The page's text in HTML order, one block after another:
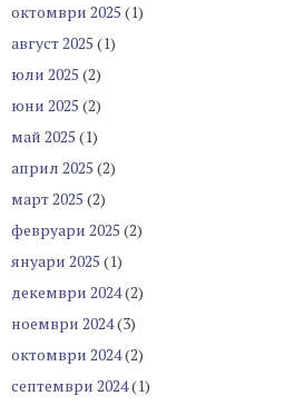
октомври 2025 (1)
август 2025 (1)
юли 2025 (2)
юни 2025 (2)
май 2025 (1)
април 2025 (2)
март 2025 (2)
февруари 2025 (2)
януари 2025 (1)
декември 2024(2)
ноември 2024(3)
октомври 2024(2)
септември 2024(1)